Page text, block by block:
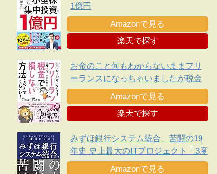
1億円
Amazonで見る
楽天で探す
お金のこと何もわからないままフリ
ーランスになっちゃいましたが税金
で損しない方法を教えてください!
Amazonで見る
楽天で探す
みずほ銀行システム統合、苦闘の19
年史 史上最大のITプロジェクト「3度
目の正直」
Amazonで見る